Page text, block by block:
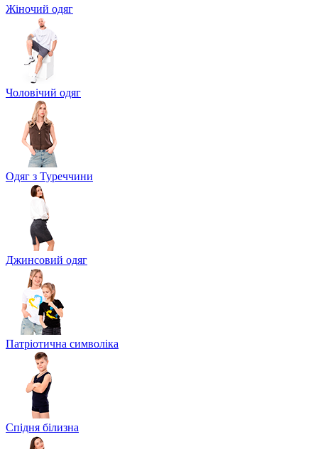
Жіночий одяг
Чоловічий одяг
Одяг з Туреччини
Джинсовий одяг
Патріотична символіка
Спідня білизна